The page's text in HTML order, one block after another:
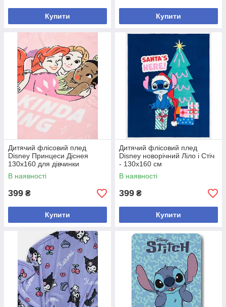
Купити Купити
Дитячий флісовий плед
Disney Принцеси Діснея
130х160 для дівчинки
В наявності
399 ₴
Купити
Дитячий флісовий плед
Disney новорічний Ліло і Стіч
- 130х160 см
В наявності
399 ₴
Купити